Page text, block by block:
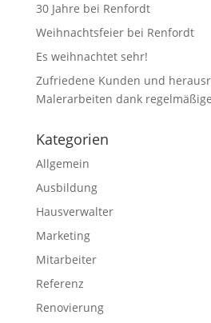
30 Jahre bei Renfordt
Weihnachtsfeier bei Renfordt
Es weihnachtet sehr!
Zufriedene Kunden und
Malerarbeiten dank
Kategorien
Allgemein
Ausbildung
Hausverwalter
Marketing
Mitarbeiter
Referenz
Renovierung